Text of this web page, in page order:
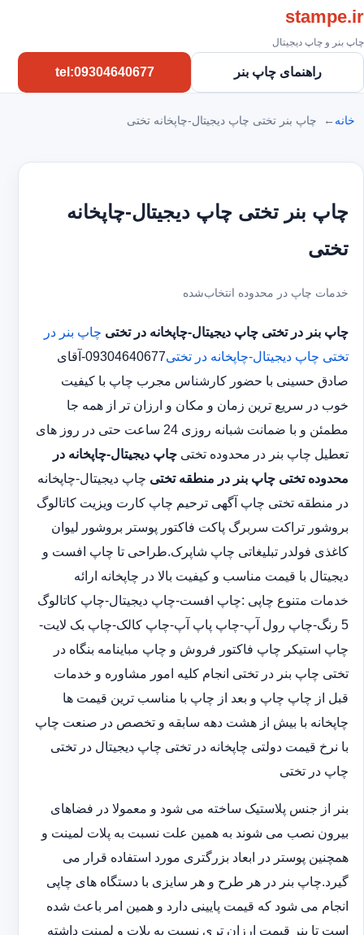
stampe.ir
چاپ بنر و چاپ دیجیتال
راهنمای چاپ بنر tel:09304640677
خانه چاپ بنر تختی چاپ دیجیتال-چاپخانه تختی
چاپ بنر تختی چاپ دیجیتال-چاپخانه
تختی
خدمات چاپ در محدوده انتخاب‌شده
چاپ بنر در تختی چاپ دیجیتال-چاپخانه در تختی چاپ بنر در
تختی چاپ دیجیتال-چاپخانه در تختی
09304640677-آقای
صادق حسینی با حضور کارشناس مجرب چاپ با کیفیت
خوب در سریع ترین زمان و مکان و ارزان تر از همه جا
مطمئن و با ضمانت شبانه روزی 24 ساعت حتی در روز های
تعطیل چاپ بنر در محدوده تختی چاپ دیجیتال-چاپخانه در
محدوده تختی چاپ بنر در منطقه تختی چاپ دیجیتال-چاپخانه
در منطقه تختی چاپ آگهی ترحیم چاپ کارت ویزیت کاتالوگ
بروشور تراکت سربرگ پاکت فاکتور پوستر بروشور لیوان
کاغذی فولدر تبلیغاتی چاپ شاپرک.طراحی تا چاپ افست و
دیجیتال با قیمت مناسب و کیفیت بالا در چاپخانه ارائه
خدمات متنوع چاپی :چاپ افست-چاپ دیجیتال-چاپ کاتالوگ
5 رنگ-چاپ رول آپ-چاپ پاپ آپ-چاپ کالک-چاپ بک لایت-
چاپ استیکر چاپ فاکتور فروش و چاپ مباینامه بنگاه در
تختی چاپ بنر در تختی انجام کلیه امور مشاوره و خدمات
قبل از چاپ چاپ و بعد از چاپ با مناسب ترین قیمت ها
چاپخانه با بیش از هشت دهه سابقه و تخصص در صنعت چاپ
با نرخ قیمت دولتی چاپخانه در تختی چاپ دیجیتال در تختی
چاپ در تختی
بنر از جنس پلاستیک ساخته می شود و معمولا در فضاهای
بیرون نصب می شوند به همین علت نسبت به پلات لمینت و
همچنین پوستر در ابعاد بزرگتری مورد استفاده قرار می
گیرد.چاپ بنر در هر طرح و هر سایزی با دستگاه های چاپی
انجام می شود که قیمت پایینی دارد و همین امر باعث شده
است تا بنر قیمت ارزان تری نسبت به پلات و لمینت داشته